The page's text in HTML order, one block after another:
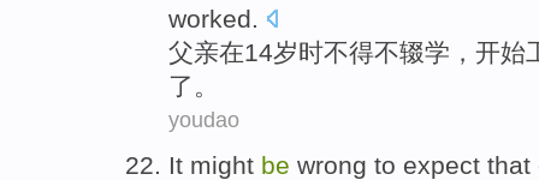
worked.
父亲在14岁时不得不辍学 ， 开始
了。
youdao
It might be wrong to expect that